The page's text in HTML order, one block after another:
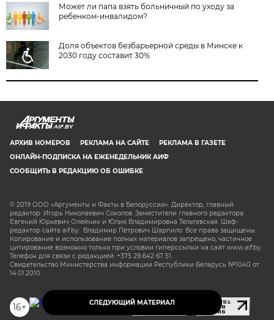
СЛЕДУЮЩИЙ МАТЕРИАЛ
Может ли папа взять больничный по уходу за
ребенком-инвалидом?
Доля объектов безбарьерной среды в Минске к
2030 году составит 30%
AIF.BY
АРХИВ НОМЕРОВ РЕКЛАМА НА САЙТЕ
РЕКЛАМА В ГАЗЕТЕ
ОНЛАЙН-ПОДПИСКА НА ЕЖЕНЕДЕЛЬНИК АИФ
СООБЩИТЬ В РЕДАКЦИЮ ОБ ОШИБКЕ
© 2019 ООО «Аргументы и Факты в Белоруссии». Директор, главный
редактор: Игорь Николаевич Соколов. Заместители главного редактора:
Евгений Юрьевич Олейник и Юлия Владимировна Тельтевская. Шеф-
редактор сайта aif.by: Владимир Петрович Шарпило. Все права защищены.
Копирование и использование полных материалов запрещено, частичное
цитирование возможно только при условии гиперссылки на сайт www.aif.by.
Телефон для связи с редакцией: +375 29 642 67 51.
Свидетельство Министерства информации Республики Беларусь №1040 от
14.01.2010
16+